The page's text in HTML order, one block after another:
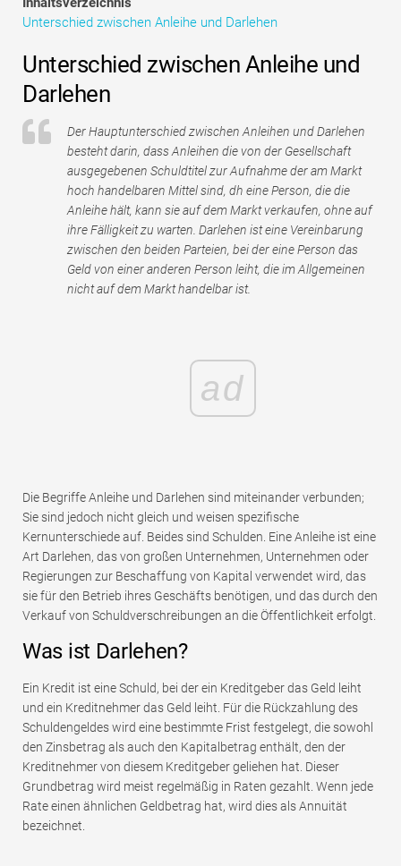
Tutorials zur Finanzmodellierung
Vollständige Form
Risikomanagement-Tutorials
Unterschied zwischen Anleihe und Darlehen
Unterschied zwischen Anleihe und
Darlehen
Der Hauptunterschied zwischen Anleihen und Darlehen
besteht darin, dass Anleihen die von der Gesellschaft
ausgegebenen Schuldtitel zur Aufnahme der am Markt
hoch handelbaren Mittel sind, dh eine Person, die die
Anleihe hält, kann sie auf dem Markt verkaufen, ohne auf
ihre Fälligkeit zu warten. Darlehen ist eine Vereinbarung
zwischen den beiden Parteien, bei der eine Person das
Geld von einer anderen Person leiht, die im Allgemeinen
nicht auf dem Markt handelbar ist.
ad
Die Begriffe Anleihe und Darlehen sind miteinander verbunden;
Sie sind jedoch nicht gleich und weisen spezifische
Kernunterschiede auf. Beides sind Schulden. Eine Anleihe ist eine
Art Darlehen, das von großen Unternehmen, Unternehmen oder
Regierungen zur Beschaffung von Kapital verwendet wird, das
sie für den Betrieb ihres Geschäfts benötigen, und das durch den
Verkauf von Schuldverschreibungen an die Öffentlichkeit erfolgt.
Was ist Darlehen?
Ein Kredit ist eine Schuld, bei der ein Kreditgeber das Geld leiht
und ein Kreditnehmer das Geld leiht. Für die Rückzahlung des
Schuldengeldes wird eine bestimmte Frist festgelegt, die sowohl
den Zinsbetrag als auch den Kapitalbetrag enthält, den der
Kreditnehmer von diesem Kreditgeber geliehen hat. Dieser
Grundbetrag wird meist regelmäßig in Raten gezahlt. Wenn jede
Rate einen ähnlichen Geldbetrag hat, wird dies als Annuität
bezeichnet.